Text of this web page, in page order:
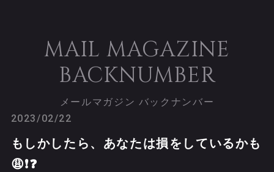
MAIL MAGAZINE
BACKNUMBER
メールマガジン バックナンバー
2023/02/22
もしかしたら、あなたは損をしているかも
😩❗️❓